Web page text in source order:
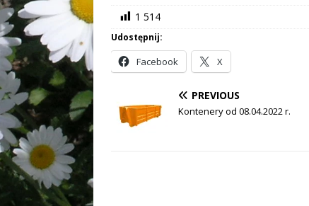
1 514
Udostępnij:
Facebook X
PREVIOUS
Kontenery od 08.04.2022 r.